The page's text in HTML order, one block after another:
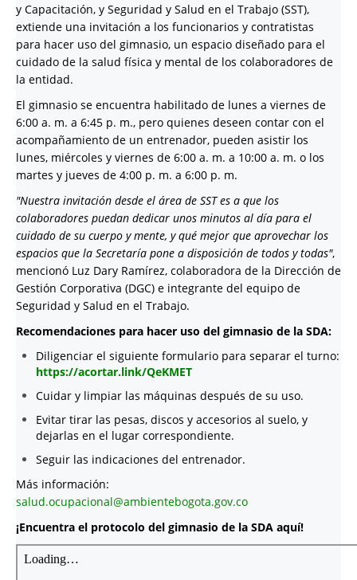
y Capacitación, y Seguridad y Salud en el Trabajo (SST),
extiende una invitación a los funcionarios y contratistas
para hacer uso del gimnasio, un espacio diseñado para el
cuidado de la salud física y mental de los colaboradores de
la entidad.
El gimnasio se encuentra habilitado de lunes a viernes de
6:00 a. m. a 6:45 p. m., pero quienes deseen contar con el
acompañamiento de un entrenador, pueden asistir los
lunes, miércoles y viernes de 6:00 a. m. a 10:00 a. m. o los
martes y jueves de 4:00 p. m. a 6:00 p. m.
"Nuestra invitación desde el área de SST es a que los
colaboradores puedan dedicar unos minutos al día para el
cuidado de su cuerpo y mente, y qué mejor que aprovechar los
espacios que la Secretaría pone a disposición de todos y todas",
mencionó Luz Dary Ramírez, colaboradora de la Dirección de
Gestión Corporativa (DGC) e integrante del equipo de
Seguridad y Salud en el Trabajo.
Recomendaciones para hacer uso del gimnasio de la SDA:
Diligenciar el siguiente formulario para separar el turno:
https://acortar.link/QeKMET
Cuidar y limpiar las máquinas después de su uso.
Evitar tirar las pesas, discos y accesorios al suelo, y
dejarlas en el lugar correspondiente.
Seguir las indicaciones del entrenador.
Más información:
salud.ocupacional@ambientebogota.gov.co
¡Encuentra el protocolo del gimnasio de la SDA aquí!